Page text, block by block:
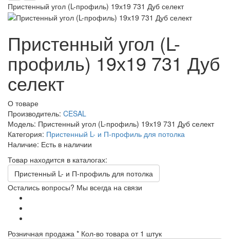
Пристенный угол (L-профиль) 19х19 731 Дуб селект
Пристенный угол (L-
профиль) 19х19 731 Дуб
селект
О товаре
Производитель: CESAL
Модель: Пристенный угол (L-профиль) 19х19 731 Дуб селект
Категория: Пристенный L- и П-профиль для потолка
Наличие: Есть в наличии
Товар находится в каталогах:
Пристенный L- и П-профиль для потолка
Остались вопросы? Мы всегда на связи
Розничная продажа * Кол-во товара от 1 штук